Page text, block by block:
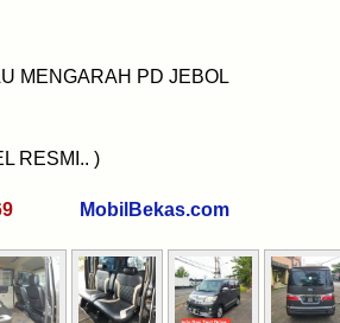
MENGARAH PD JEBOL
RESMI.. )
MobilBekas.com